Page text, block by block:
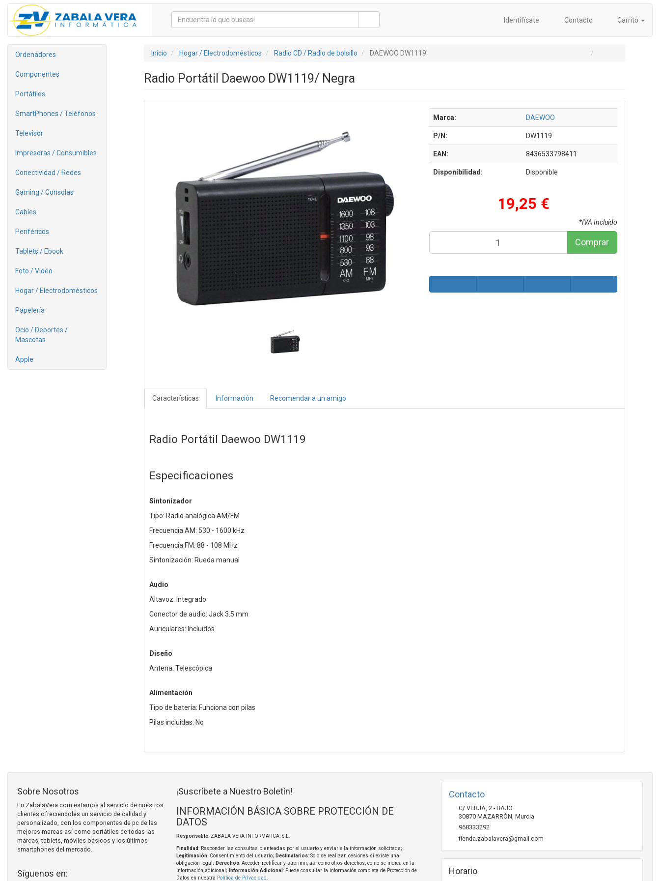
Identifícate Contacto Carrito
Ordenadores
Componentes
Portátiles
SmartPhones / Teléfonos
Televisor
Impresoras / Consumibles
Conectividad / Redes
Gaming / Consolas
Cables
Periféricos
Tablets / Ebook
Foto / Video
Hogar / Electrodomésticos
Papelería
Ocio / Deportes /
Mascotas
Apple
Inicio Hogar / Electrodomésticos Radio CD / Radio de bolsillo DAEWOO DW1119
Radio Portátil Daewoo DW1119/ Negra
Marca: DAEWOO
P/N: DW1119
EAN: 8436533798411
Disponibilidad: Disponible
19,25 €
*IVA Incluido
Comprar
Características Información Recomendar a un amigo
Radio Portátil Daewoo DW1119
Especificaciones
Sintonizador
Tipo: Radio analógica AM/FM
Frecuencia AM: 530 - 1600 kHz
Frecuencia FM: 88 - 108 MHz
Sintonización: Rueda manual
Audio
Altavoz: Integrado
Conector de audio: Jack 3.5 mm
Auriculares: Incluidos
Diseño
Antena: Telescópica
Alimentación
Tipo de batería: Funciona con pilas
Pilas incluidas: No
Sobre Nosotros
En ZabalaVera.com estamos al servicio de nuestros
clientes ofreciendoles un servicio de calidad y
personalizado, con los componentes de pc de las
mejores marcas así como portátiles de todas las
marcas, tablets, móviles básicos y los últimos
smartphones del mercado.
Síguenos en:
¡Suscríbete a Nuestro Boletín!
INFORMACIÓN BÁSICA SOBRE PROTECCIÓN DE
DATOS
Responsable: ZABALA VERA INFORMATICA, S.L.
Finalidad: Responder las consultas planteadas por el usuario y enviarle la información solicitada;
Legitimación: Consentimiento del usuario; Destinatarios: Solo se realizan cesiones si existe una
obligación legal; Derechos: Acceder, rectificar y suprimir, así como otros derechos, como se indica en la
información adicional;
Información Adicional : Puede consultar la información completa de Protección de
Datos en nuestra Política de Privacidad.
Contacto
C/ VERJA, 2 - BAJO
30870 MAZARRÓN, Murcia
968333292
tienda.zabalavera@gmail.com
Horario